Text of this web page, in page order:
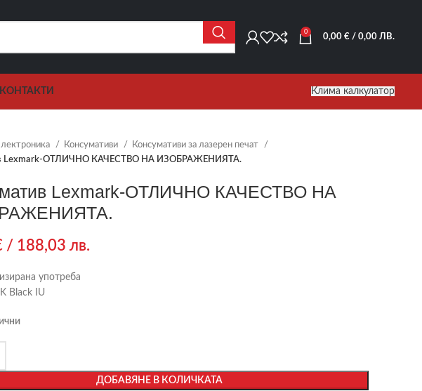
0
0,00€ / 0,00 ЛВ.
КОНТАКТИ Клима калкулатор
Консумативи
Консумативи за лазерен печат
Lexmark-ОТЛИЧНО КАЧЕСТВО НА ИЗОБРАЖЕНИЯТА.
Lexmark-ОТЛИЧНО КАЧЕСТВО НА
/ 188,03 лв.
употреба
Black IU
ДОБАВЯНЕ В КОЛИЧКАТА